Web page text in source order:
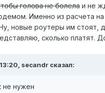
голова не болела и не
Именно из расчета
новые роутеры им стоят,
сколько платят.
secandr сказал:
не нужен